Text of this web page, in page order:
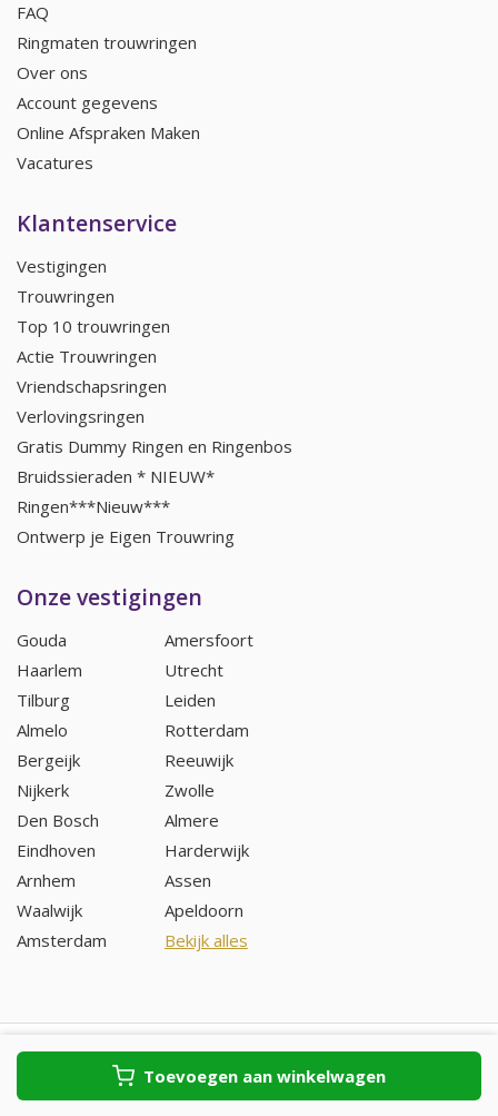
Toevoegen aan winkelwagen
FAQ
Ringmaten trouwringen
Over ons
Account gegevens
Online Afspraken Maken
Vacatures
Klantenservice
Vestigingen
Trouwringen
Top 10 trouwringen
Actie Trouwringen
Vriendschapsringen
Verlovingsringen
Gratis Dummy Ringen en Ringenbos
Bruidssieraden * NIEUW*
Ringen***Nieuw***
Ontwerp je Eigen Trouwring
Onze vestigingen
Gouda
Haarlem
Tilburg
Almelo
Bergeijk
Nijkerk
Den Bosch
Eindhoven
Arnhem
Waalwijk
Amsterdam
Amersfoort
Utrecht
Leiden
Rotterdam
Reeuwijk
Zwolle
Almere
Harderwijk
Assen
Apeldoorn
Bekijk alles
Copyright © 2026 - TrouwringenVoordeel.nl - All rights